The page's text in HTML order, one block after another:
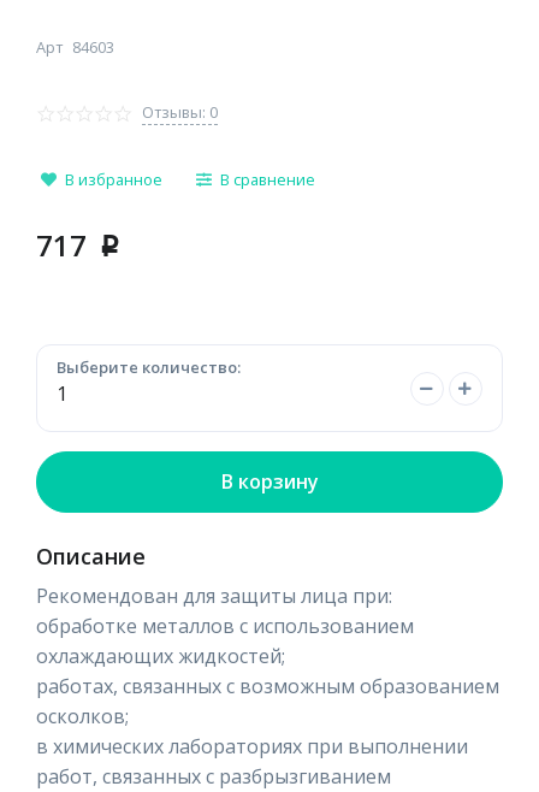
Арт 84603
Отзывы: 0
В избранное В сравнение
717 p
Выберите количество:
В корзину
Описание
Рекомендован для защиты лица при:
обработке металлов с использованием
охлаждающих жидкостей;
работах, связанных с возможным образованием
осколков;
в химических лабораториях при выполнении
работ, связанных с разбрызгиванием